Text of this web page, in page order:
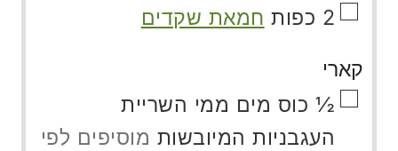
▢
2 כפות חמאת שקדים
קארי
▢
½ כוס מים ממי השריית
העגבניות המיובשות מוסיפים לפי